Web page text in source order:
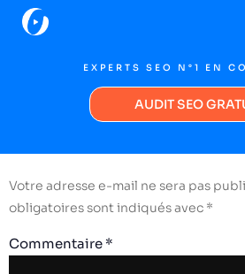
EXPERTS SEO N°1 EN
AUDIT SEO
Bienvenue sur WordPress. Ceci est
Modifiez-le ou supprimez-le, puis
Votre adresse e-mail ne sera pas
obligatoires sont indiqués avec *
Commentaire *